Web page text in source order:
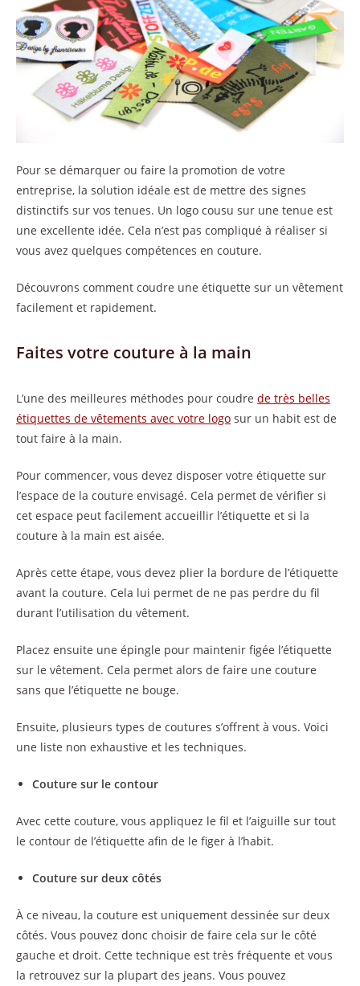
Pour se démarquer ou faire la promotion de votre
entreprise, la solution idéale est de mettre des signes
distinctifs sur vos tenues. Un logo cousu sur une tenue est
une excellente idée. Cela n’est pas compliqué à réaliser si
vous avez quelques compétences en couture.
Découvrons comment coudre une étiquette sur un vêtement
facilement et rapidement.
Faites votre couture à la main
L’une des meilleures méthodes pour coudre de très belles
étiquettes de vêtements avec votre logo sur un habit est de
tout faire à la main.
Pour commencer, vous devez disposer votre étiquette sur
l’espace de la couture envisagé. Cela permet de vérifier si
cet espace peut facilement accueillir l’étiquette et si la
couture à la main est aisée.
Après cette étape, vous devez plier la bordure de l’étiquette
avant la couture. Cela lui permet de ne pas perdre du fil
durant l’utilisation du vêtement.
Placez ensuite une épingle pour maintenir figée l’étiquette
sur le vêtement. Cela permet alors de faire une couture
sans que l’étiquette ne bouge.
Ensuite, plusieurs types de coutures s’offrent à vous. Voici
une liste non exhaustive et les techniques.
Couture sur le contour
Avec cette couture, vous appliquez le fil et l’aiguille sur tout
le contour de l’étiquette afin de le figer à l’habit.
Couture sur deux côtés
À ce niveau, la couture est uniquement dessinée sur deux
côtés. Vous pouvez donc choisir de faire cela sur le côté
gauche et droit. Cette technique est très fréquente et vous
la retrouvez sur la plupart des jeans. Vous pouvez